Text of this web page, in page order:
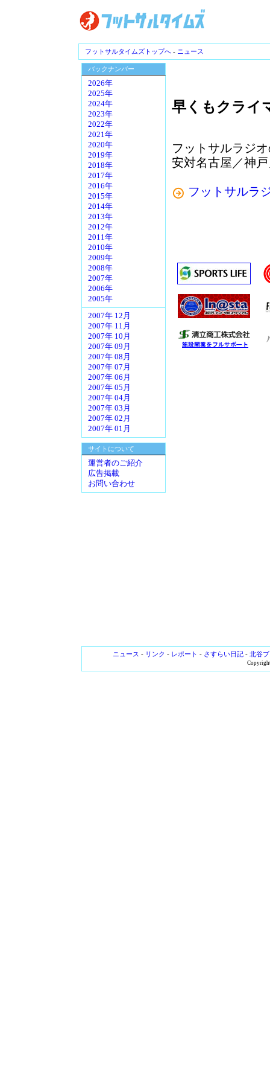
フットサルタイムズトップへ - ニュース
バックナンバー
2026年
2025年
2024年
2023年
2022年
2021年
2020年
2019年
2018年
2017年
2016年
2015年
2014年
2013年
2012年
2011年
2010年
2009年
2008年
2007年
2006年
2005年
2007年 12月
2007年 11月
2007年 10月
2007年 09月
2007年 08月
2007年 07月
2007年 06月
2007年 05月
2007年 04月
2007年 03月
2007年 02月
2007年 01月
サイトについて
運営者のご紹介
広告掲載
お問い合わせ
早くもクライ
フットサルラジ
安対名古屋／神
フットサルラ
ニュース - リンク - レポート - さすらい日記- 北谷